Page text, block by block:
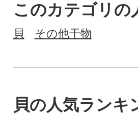
このカテゴリの
貝 その他干物
貝の人気ランキ